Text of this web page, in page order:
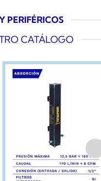
PERIFÉRICOS
CATÁLOGO